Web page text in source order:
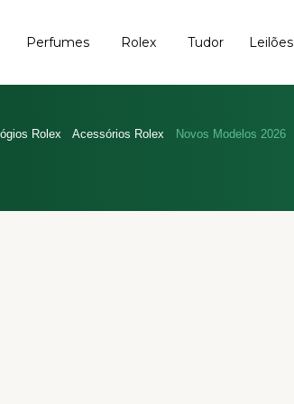
Perfumes Rolex Tudor Leilões
Rolex Acessórios Rolex Novos Modelos 2026